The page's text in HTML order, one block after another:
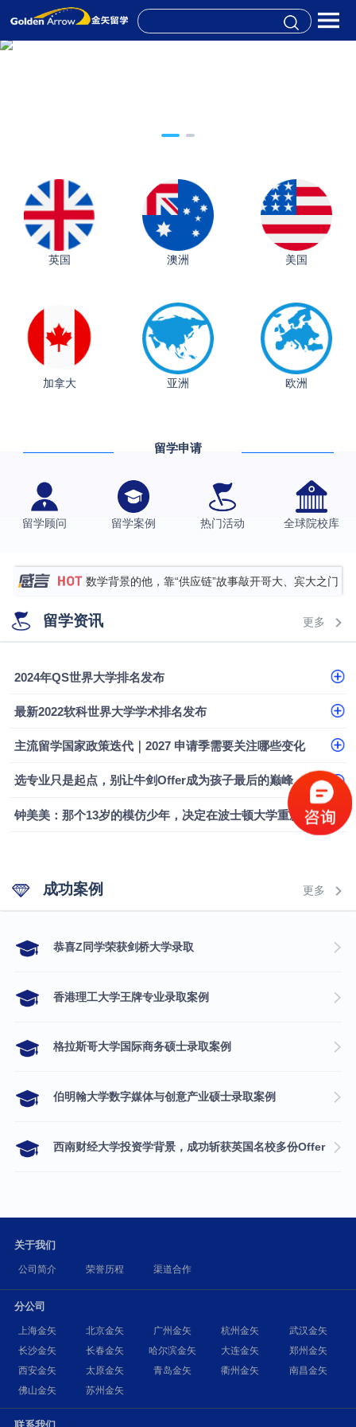
英国 澳洲 美国
加拿大 亚洲 欧洲
留学申请
留学顾问 留学案例 热门活动 全球院校库
从上海财大2+2到谢菲尔德：低均分逆袭QS百强金
伯明翰大学数字媒体与创意产业硕士录取案例
西南财经大学投资学背景，成功斩获英国名校多份
硕士录取
数学背景的他，靠“供应链”故事敲开哥大、宾大之门
专科逆袭伦敦大学学院UCL录取案例解析
香港浸会大学伦理与公共事务硕士录取
留学资讯 更多
2024年QS世界大学排名发布
最新2022软科世界大学学术排名发布
主流留学国家政策迭代｜2027 申请季需要关注哪些变化
选专业只是起点，别让牛剑Offer成为孩子最后的巅峰
钟美美：那个13岁的模仿少年，决定在波士顿大学重新定义自己
成功案例 更多
​恭喜Z同学荣获剑桥大学录取
香港理工大学王牌专业录取案例
格拉斯哥大学国际商务硕士录取案例
伯明翰大学数字媒体与创意产业硕士录取案例
西南财经大学投资学背景，成功斩获英国名校多份Offer
关于我们
公司简介 荣誉历程 渠道合作
分公司
上海金矢 北京金矢 广州金矢 杭州金矢
武汉金矢
长沙金矢
长春金矢 哈尔滨金矢 大连金矢
郑州金矢
西安金矢
太原金矢 青岛金矢 衢州金矢
南昌金矢
佛山金矢
苏州金矢